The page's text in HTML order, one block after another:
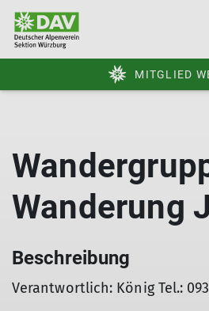
MITGLIED
Wanderung
Beschreibung
Verantwortlich: König Tel.: